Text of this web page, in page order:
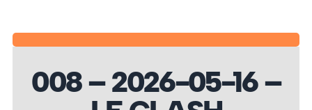
008 – 2026-05-16 –